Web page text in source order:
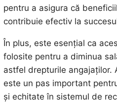
pentru a asigura că
contribuie efectiv la
În plus, este esențial ca
folosite pentru a diminua
astfel drepturile angajaților.
este un pas important
și echitate în sistemul de